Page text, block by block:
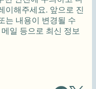
이해주세요. 앞으로 진
는 내용이 변경될 수
일 등으로 최신 정보